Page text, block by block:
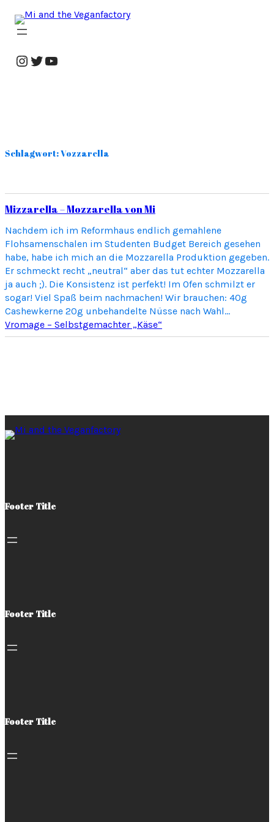
Inhalt
springen
Instagram
Twitter
YouTube
Schlagwort:Vozzarella
Mizzarella – Mozzarella von Mi
Nachdem ich im Reformhaus endlich gemahlene
Flohsamenschalen im Studenten Budget Bereich gesehen
habe, habe ich mich an die Mozzarella Produktion gegeben.
Er schmeckt recht „neutral“ aber das tut echter Mozzarella
ja auch ;). Die Konsistenz ist perfekt! Im Ofen schmilzt er
sogar! Viel Spaß beim nachmachen! Wir brauchen: 40g
Cashewkerne 20g unbehandelte Nüsse nach Wahl…
Vromage – Selbstgemachter „Käse“
Footer Title
Footer Title
Footer Title